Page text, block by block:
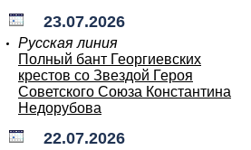
23.07.2026
Русская линия
Полный бант Георгиевских
крестов со Звездой Героя
Советского Союза Константина
Недорубова
22.07.2026